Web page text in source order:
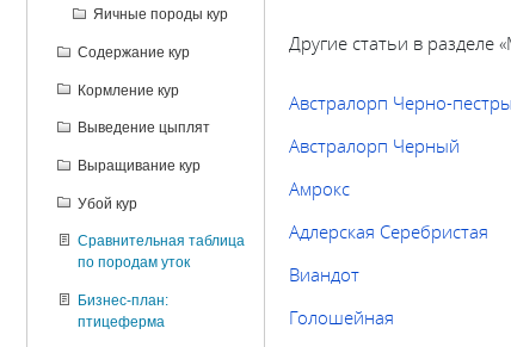
Яичные породы кур
Содержание кур
Кормление кур
Выведение цыплят
Выращивание кур
Убой кур
Сравнительная таблица
по породам уток
Бизнес-план:
птицеферма
Другие статьи в разделе «
Австралорп Черно-
Австралорп Черный
Амрокс
Адлерская Серебристая
Виандот
Голошейная